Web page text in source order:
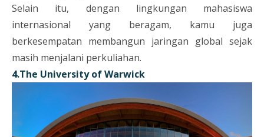
Selain itu, dengan lingkungan mahasiswa
internasional yang beragam, kamu juga
berkesempatan membangun jaringan global sejak
masih menjalani perkuliahan.
4.The University of Warwick